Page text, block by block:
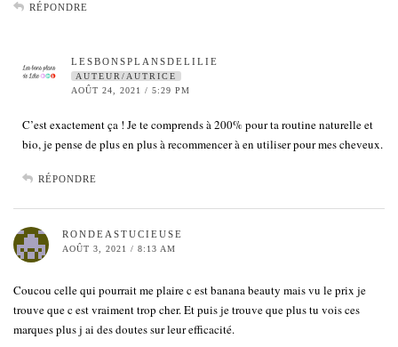
RÉPONDRE
LESBONSPLANSDELILIE
AUTEUR/AUTRICE
AOÛT 24, 2021 / 5:29 PM
C’est exactement ça ! Je te comprends à 200% pour ta routine naturelle et
bio, je pense de plus en plus à recommencer à en utiliser pour mes cheveux.
RÉPONDRE
RONDEASTUCIEUSE
AOÛT 3, 2021 / 8:13 AM
Coucou celle qui pourrait me plaire c est banana beauty mais vu le prix je
trouve que c est vraiment trop cher. Et puis je trouve que plus tu vois ces
marques plus j ai des doutes sur leur efficacité.